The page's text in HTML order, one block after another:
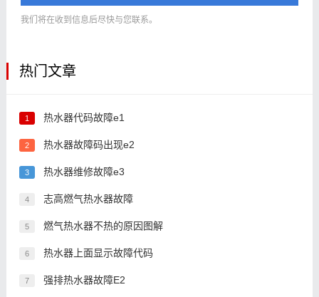
我们将在收到信息后尽快与您联系。
热门文章
1 热水器代码故障e1
2 热水器故障码出现e2
3 热水器维修故障e3
4 志高燃气热水器故障
5 燃气热水器不热的原因图解
6 热水器上面显示故障代码
7 强排热水器故障E2